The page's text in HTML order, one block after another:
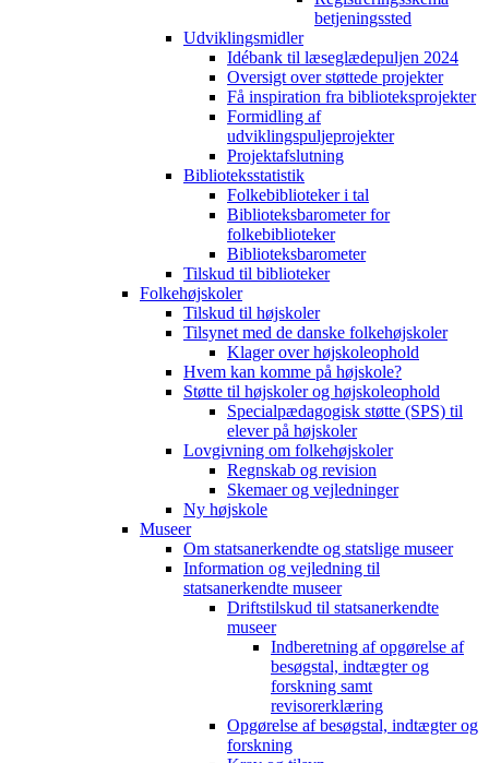
betjeningssted
Udviklingsmidler
Idébank til læseglædepuljen 2024
Oversigt over støttede projekter
Få inspiration fra biblioteksprojekter
Formidling af
udviklingspuljeprojekter
Projektafslutning
Biblioteksstatistik
Folkebiblioteker i tal
Biblioteksbarometer for
folkebiblioteker
Biblioteksbarometer
Tilskud til biblioteker
Folkehøjskoler
Tilskud til højskoler
Tilsynet med de danske folkehøjskoler
Klager over højskoleophold
Hvem kan komme på højskole?
Støtte til højskoler og højskoleophold
Specialpædagogisk støtte (SPS) til
elever på højskoler
Lovgivning om folkehøjskoler
Regnskab og revision
Skemaer og vejledninger
Ny højskole
Museer
Om statsanerkendte og statslige museer
Information og vejledning til
statsanerkendte museer
Driftstilskud til statsanerkendte
museer
Indberetning af opgørelse af
besøgstal, indtægter og
forskning samt
revisorerklæring
Opgørelse af besøgstal, indtægter og
forskning